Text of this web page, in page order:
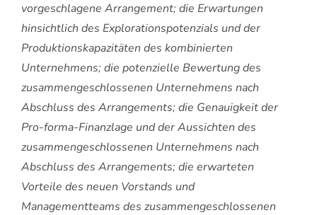
vorgeschlagene Arrangement; die Erwartungen
hinsichtlich des Explorationspotenzials und der
Produktionskapazitäten des kombinierten
Unternehmens; die potenzielle Bewertung des
zusammengeschlossenen Unternehmens nach
Abschluss des Arrangements; die Genauigkeit der
Pro-forma-Finanzlage und der Aussichten des
zusammengeschlossenen Unternehmens nach
Abschluss des Arrangements; die erwarteten
Vorteile des neuen Vorstands und
Managementteams des zusammengeschlossenen